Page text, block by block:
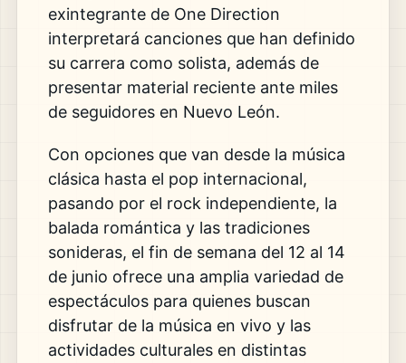
exintegrante de One Direction
interpretará canciones que han definido
su carrera como solista, además de
presentar material reciente ante miles
de seguidores en Nuevo León.
Con opciones que van desde la música
clásica hasta el pop internacional,
pasando por el rock independiente, la
balada romántica y las tradiciones
sonideras, el fin de semana del 12 al 14
de junio ofrece una amplia variedad de
espectáculos para quienes buscan
disfrutar de la música en vivo y las
actividades culturales en distintas